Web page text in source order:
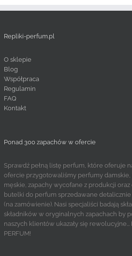
Repliki-perfum.pl
O sklepie
Blog
Współpraca
Regulamin
FAQ
Kontakt
Ponad 300 zapachów w ofercie
Sprawdź pełną listę perfum, które oferuje
ofercie przygotowaliśmy perfumy
męskie, zapachy wycofane z produkcji oraz
butelki do perfum sprzedawane
(na zamówienie). Nasi specjaliści badają
składników w oryginalnych zapachach by
naszych klientów ukazały się rewolucyjne...
PERFUM!